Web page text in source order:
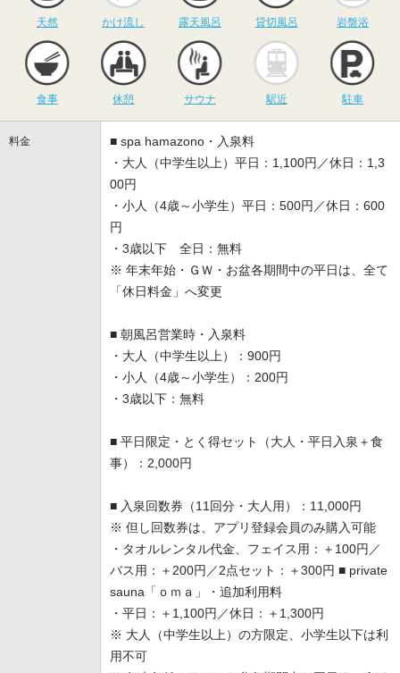
天然 かけ流し 露天風呂 貸切風呂 岩盤浴
食事 休憩
サウナ
サウナ 駅近 駐車
料金
■ spa hamazono・入泉料
・大人（中学生以上）平日：1,100円／休日：1,3
00円
・小人（4歳～小学生）平日：500円／休日：600
円
・3歳以下 全日：無料
※ 年末年始・ＧＷ・お盆各期間中の平日は、全て
「休日料金」へ変更
■ 朝風呂営業時・入泉料
・大人（中学生以上）：900円
・小人（4歳～小学生）：200円
・3歳以下：無料
■ 平日限定・とく得セット（大人・平日入泉＋食
事）：2,000円
■ 入泉回数券（11回分・大人用）：11,000円
※ 但し回数券は、アプリ登録会員のみ購入可能
・タオルレンタル代金、フェイス用：＋100円／
バス用：＋200円／2点セット：＋300円 ■ private
sauna「ｏｍａ」・追加利用料
・平日：＋1,100円／休日：＋1,300円
※ 大人（中学生以上）の方限定、小学生以下は利
用不可